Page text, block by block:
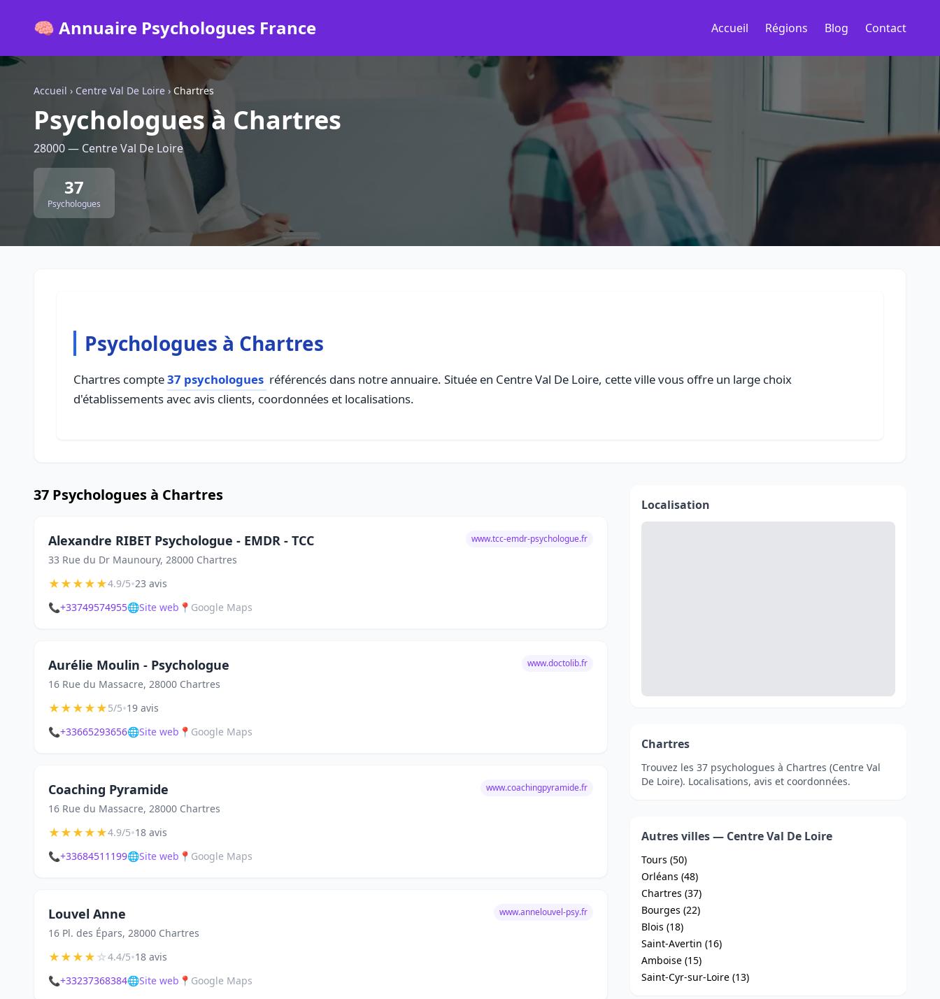
🧠 Annuaire Psychologues France Accueil Régions Blog Contact
Accueil › Centre Val De Loire ›Chartres
Psychologues à Chartres
28000 — Centre Val De Loire
37
Psychologues
Psychologues à Chartres
Chartres compte37 psychologues référencés dans notre annuaire. Située en Centre Val De Loire, cette ville vous offre un large choix
d'établissements avec avis clients, coordonnées et localisations.
37 Psychologues à Chartres
Alexandre RIBET Psychologue - EMDR - TCC
33 Rue du Dr Maunoury, 28000 Chartres
www.tcc-emdr-psychologue.fr
★★★★★4.9/5•23 avis
📞+33749574955🌐Site web 📍 Google Maps
Aurélie Moulin - Psychologue
16 Rue du Massacre, 28000 Chartres
www.doctolib.fr
★★★★★5/5•19 avis
📞+33665293656🌐Site web 📍 Google Maps
Coaching Pyramide
16 Rue du Massacre, 28000 Chartres
www.coachingpyramide.fr
★★★★★4.9/5•18 avis
📞+33684511199🌐Site web 📍 Google Maps
Louvel Anne
16 Pl. des Épars, 28000 Chartres
www.annelouvel-psy.fr
★★★★☆4.4/5•18 avis
📞+33237368384🌐Site web 📍 Google Maps
Localisation
Chartres
Trouvez les 37 psychologues à Chartres (Centre Val
De Loire). Localisations, avis et coordonnées.
Autres villes — Centre Val De Loire
Tours (50)
Orléans (48)
Chartres (37)
Bourges (22)
Blois (18)
Saint-Avertin (16)
Amboise (15)
Saint-Cyr-sur-Loire (13)